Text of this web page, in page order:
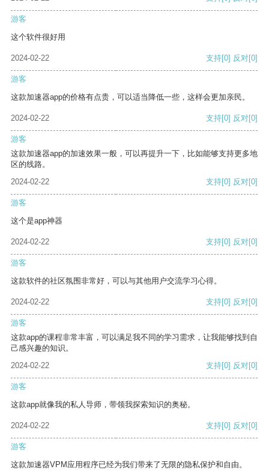
游客
这个软件很好用
2024-02-22 支持[0] 反对[0]
游客
这款加速器app的价格有点贵，可以适当降低一些，这样会更加亲民。
2024-02-22 支持[0] 反对[0]
游客
这款加速器app的加速效果一般，可以再提升一下，比如能够支持更多地
区的线路。
2024-02-22
支持[0] 反对[0]
游客
这个是app神器
2024-02-22 支持[0] 反对[0]
游客
这款软件的社区氛围非常好，可以与其他用户交流学习心得。
2024-02-22 支持[0] 反对[0]
游客
这款app的课程非常丰富，可以满足我不同的学习需求，让我能够找到自
己感兴趣的知识。
2024-02-22
支持[0] 反对[0]
游客
这款app就像我的私人导师，带领我探索知识的奥秘。
2024-02-22 支持[0] 反对[0]
游客
这款加速器VPM应用程序已经为我们带来了无限的隐私保护和自由。